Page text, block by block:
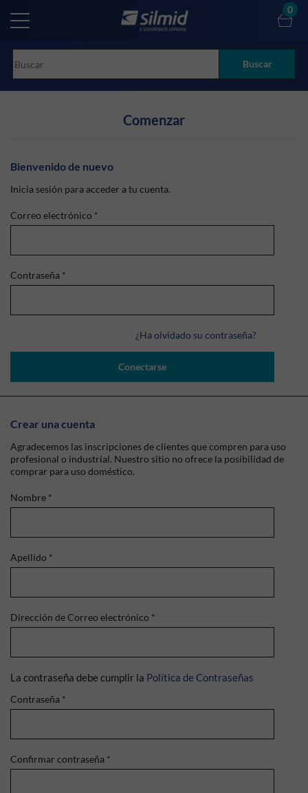
main
Buscar
0
Comenzar
Bienvenido de nuevo
Inicia sesión para acceder a tu cuenta.
Correo electrónico *
Contraseña *
¿Ha olvidado su contraseña?
Conectarse
Crear una cuenta
Agradecemos las inscripciones de clientes que compren para uso
profesional o industrial. Nuestro sitio no ofrece la posibilidad de
comprar para uso doméstico.
Nombre *
Apellido *
Dirección de Correo electrónico *
La contraseña debe cumplir la Política de Contraseñas
Contraseña *
Confirmar contraseña *